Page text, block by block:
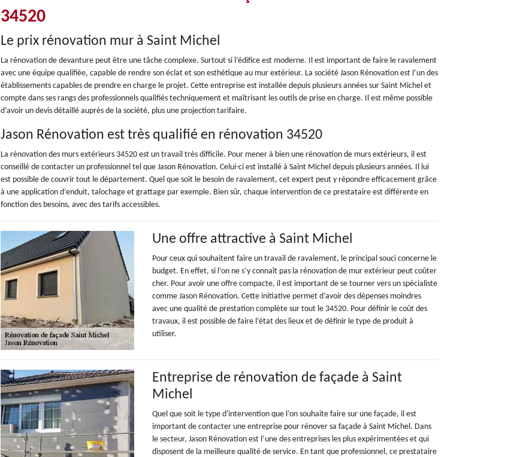
34520
Le prix rénovation mur à Saint Michel
La rénovation de devanture peut être une tâche complexe. Surtout si l’édifice est moderne. Il est important de faire le ravalement
avec une équipe qualifiée, capable de rendre son éclat et son esthétique au mur extérieur. La société Jason Rénovation est l’un des
établissements capables de prendre en charge le projet. Cette entreprise est installée depuis plusieurs années sur Saint Michel et
compte dans ses rangs des professionnels qualifiés techniquement et maîtrisant les outils de prise en charge. Il est même possible
d’avoir un devis détaillé auprès de la société, plus une projection tarifaire.
Jason Rénovation est très qualifié en rénovation 34520
La rénovation des murs extérieurs 34520 est un travail très difficile. Pour mener à bien une rénovation de murs extérieurs, il est
conseillé de contacter un professionnel tel que Jason Rénovation. Celui-ci est installé à Saint Michel depuis plusieurs années. Il lui
est possible de couvrir tout le département. Quel que soit le besoin de ravalement, cet expert peut y répondre efficacement grâce
à une application d’enduit, talochage et grattage par exemple. Bien sûr, chaque intervention de ce prestataire est différente en
fonction des besoins, avec des tarifs accessibles.
Une offre attractive à Saint Michel
Pour ceux qui souhaitent faire un travail de ravalement, le principal souci concerne le
budget. En effet, si l’on ne s’y connaît pas la rénovation de mur extérieur peut coûter
cher. Pour avoir une offre compacte, il est important de se tourner vers un spécialiste
comme Jason Rénovation. Cette initiative permet d’avoir des dépenses moindres
avec une qualité de prestation complète sur tout le 34520. Pour définir le coût des
travaux, il est possible de faire l’état des lieux et de définir le type de produit à
utiliser.
Entreprise de rénovation de façade à Saint
Michel
Quel que soit le type d'intervention que l’on souhaite faire sur une façade, il est
important de contacter une entreprise pour rénover sa façade à Saint Michel. Dans
le secteur, Jason Rénovation est l’une des entreprises les plus expérimentées et qui
disposent de la meilleure qualité de service. En tant que professionnel, ce prestataire